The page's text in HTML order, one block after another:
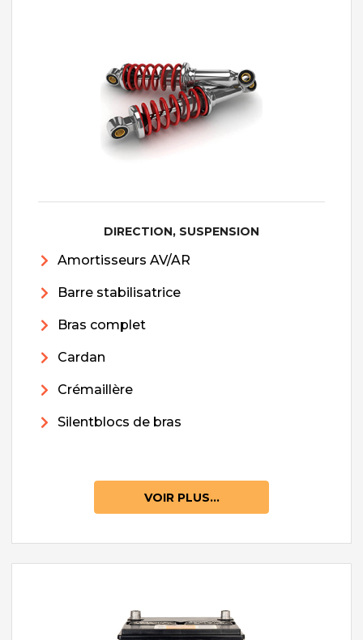
DIRECTION, SUSPENSION
Amortisseurs AV/AR
Barre stabilisatrice
Bras complet
Cardan
Crémaillère
Silentblocs de bras
VOIR PLUS...